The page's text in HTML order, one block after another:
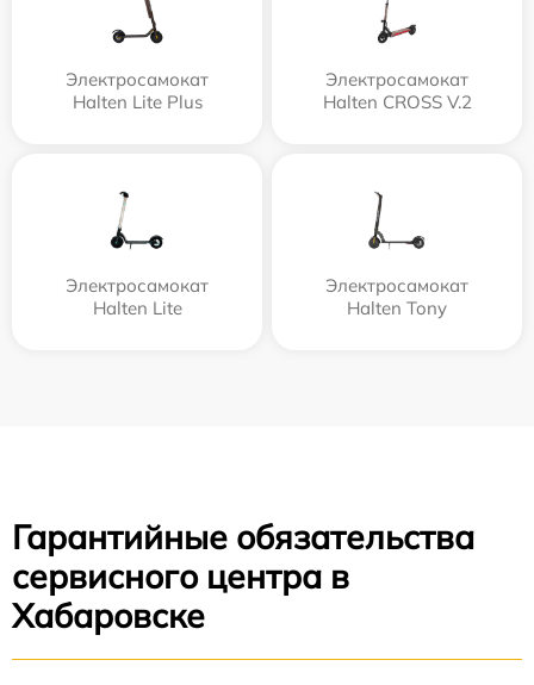
Электросамокат
Halten Lite Plus
Электросамокат
Halten CROSS V.2
Электросамокат
Halten Lite
Электросамокат
Halten Tony
Гарантийные обязательства
сервисного центра в
Хабаровске